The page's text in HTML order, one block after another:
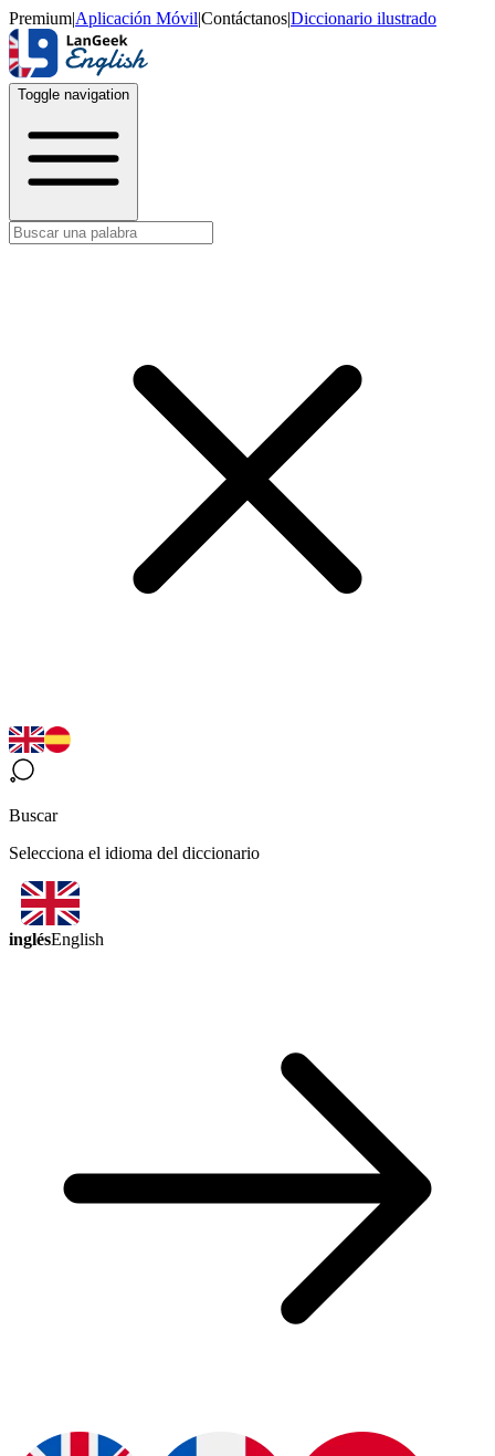
Premium|Aplicación Móvil|Contáctanos|Diccionario ilustrado
Toggle navigation
Buscar
Selecciona el idioma del diccionario
inglésEnglish